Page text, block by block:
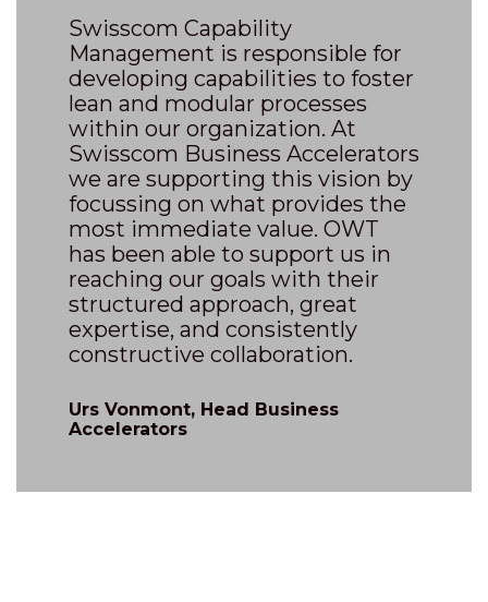
Swisscom Capability
Management is responsible for
developing capabilities to foster
lean and modular processes
within our organization. At
Swisscom Business Accelerators
we are supporting this vision by
focussing on what provides the
most immediate value. OWT
has been able to support us in
reaching our goals with their
structured approach, great
expertise, and consistently
constructive collaboration.
Urs Vonmont, Head Business
Accelerators